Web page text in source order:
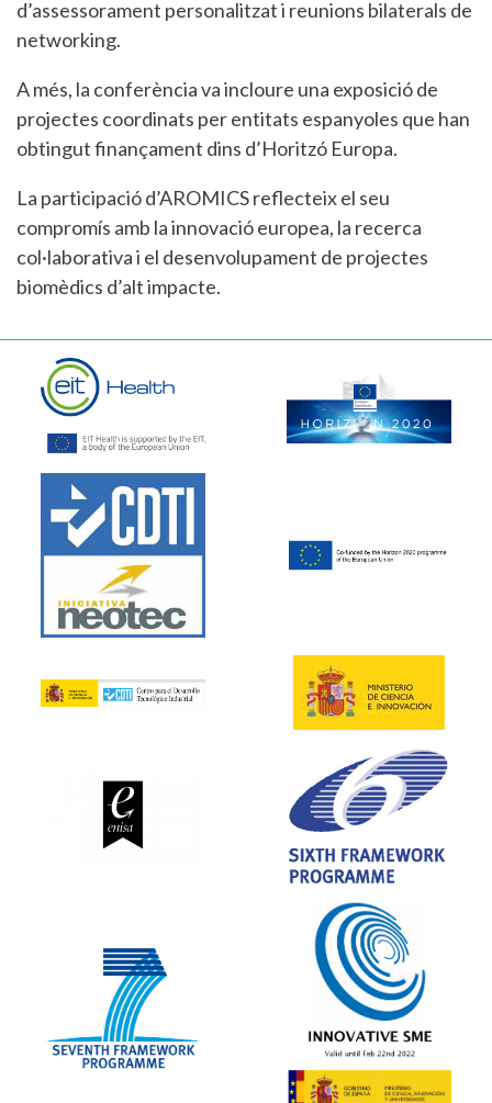
d’assessorament personalitzat i reunions bilaterals de
networking.
A més, la conferència va incloure una exposició de
projectes coordinats per entitats espanyoles que han
obtingut finançament dins d’Horitzó Europa.
La participació d’AROMICS reflecteix el seu
compromís amb la innovació europea, la recerca
col·laborativa i el desenvolupament de projectes
biomèdics d’alt impacte.